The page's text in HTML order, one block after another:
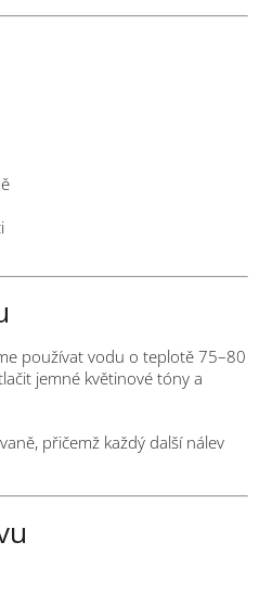
používat vodu o teplotě 75–80
jemné květinové tóny a
přičemž každý další nálev